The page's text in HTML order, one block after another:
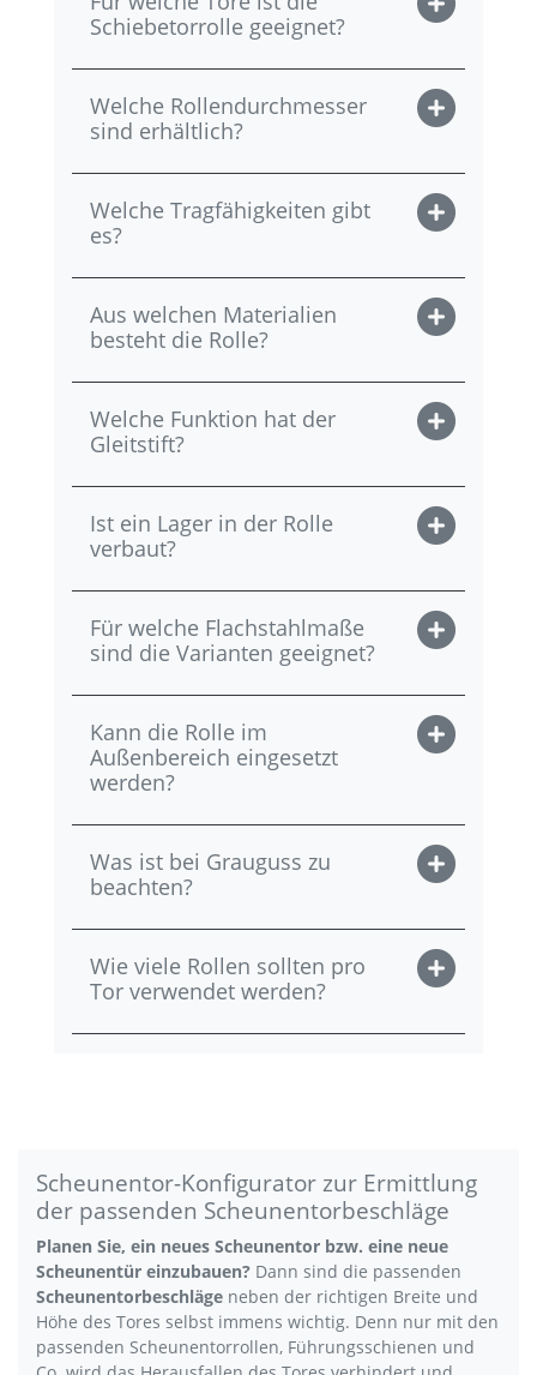
Schiebetorrolle geeignet?
Welche Rollendurchmesser
sind erhältlich?
Welche Tragfähigkeiten gibt
es?
Aus welchen Materialien
besteht die Rolle?
Welche Funktion hat der
Gleitstift?
Ist ein Lager in der Rolle
verbaut?
Für welche Flachstahlmaße
sind die Varianten geeignet?
Kann die Rolle im
Außenbereich eingesetzt
werden?
Was ist bei Grauguss zu
beachten?
Wie viele Rollen sollten pro
Tor verwendet werden?
Scheunentor-Konfigurator zur Ermittlung
der passenden Scheunentorbeschläge
Planen Sie, ein neues Scheunentor bzw. eine neue
Scheunentür einzubauen? Dann sind die passenden
Scheunentorbeschläge neben der richtigen Breite und
Höhe des Tores selbst immens wichtig. Denn nur mit den
passenden Scheunentorrollen, Führungsschienen und